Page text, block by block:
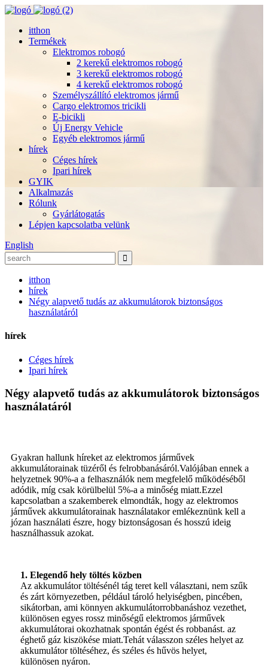
itthon
Termékek
Elektromos robogó
2 kerekű elektromos robogó
3 kerekű elektromos robogó
4 kerekű elektromos robogó
Személyszállító elektromos jármű
Cargo elektromos tricikli
E-bicikli
Új Energy Vehicle
Egyéb elektromos jármű
hírek
Céges hírek
Ipari hírek
GYIK
Alkalmazás
Rólunk
Gyárlátogatás
Lépjen kapcsolatba velünk
English
itthon
hírek
Négy alapvető tudás az akkumulátorok biztonságos
használatáról
hírek
Céges hírek
Ipari hírek
Négy alapvető tudás az akkumulátorok biztonságos
használatáról
Gyakran hallunk híreket az elektromos járművek
akkumulátorainak tüzéről és felrobbanásáról.Valójában ennek a
helyzetnek 90%-a a felhasználók nem megfelelő működéséből
adódik, míg csak körülbelül 5%-a a minőség miatt.Ezzel
kapcsolatban a szakemberek elmondták, hogy az elektromos
járművek akkumulátorainak használatakor emlékeznünk kell a
józan használati észre, hogy biztonságosan és hosszú ideig
használhassuk azokat.
1. Elegendő hely töltés közben
Az akkumulátor töltésénél tág teret kell választani, nem szűk
és zárt környezetben, például tároló helyiségben, pincében,
sikátorban, ami könnyen akkumulátorrobbanáshoz vezethet,
különösen egyes rossz minőségű elektromos járművek
akkumulátorai okozhatnak spontán égést és robbanást. az
éghető gáz kiszökése miatt.Tehát válasszon széles helyet az
akkumulátor töltéséhez, és széles és hűvös helyet,
különösen nyáron.